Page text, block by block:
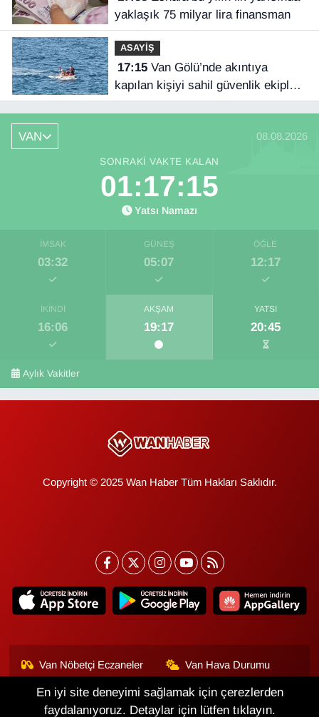
yaklaşık 75 milyar lira finansman
ASAYİŞ
17:15Van Gölü’nde akıntıya
kapılan kişiyi sahil güvenlik ekipleri
kurtardı
VAN 08.08.2026
SONRAKI VAKTE KALAN
01:17:14
Yatsı Namazı
İMSAK
03:32
GÜNEŞ
05:07
ÖĞLE
12:17
İKINDI
16:06
AKŞAM
19:17
YATSI
20:45
Aylık Vakitler
Copyright © 2025 Wan Haber Tüm Hakları Saklıdır.
Van Nöbetçi Eczaneler Van Hava Durumu
Van Namaz Vakitleri
Van Trafik Yoğunluk
Haritası
En iyi site deneyimi sağlamak için çerezlerden
faydalanıyoruz. Detaylar için lütfen tıklayın.